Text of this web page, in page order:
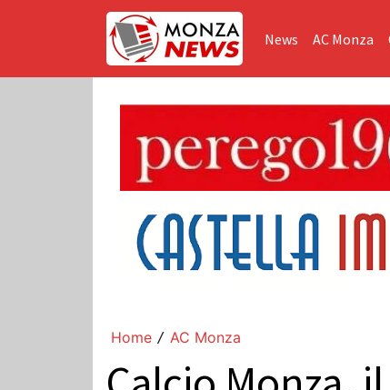
News AC Monza
Home / AC Monza